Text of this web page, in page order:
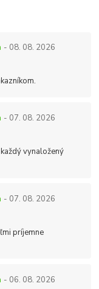
- 08. 08. 2026
- 07. 08. 2026
vynaložený
- 07. 08. 2026
príjemne
- 06. 08. 2026